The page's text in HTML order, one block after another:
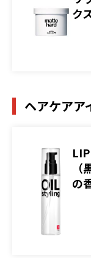
ク
ヘアケアア
の